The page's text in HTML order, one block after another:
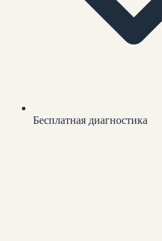
Бесплатная диагностика